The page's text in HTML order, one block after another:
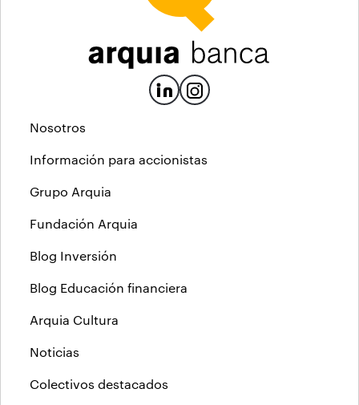
Nosotros
Información para accionistas
Grupo Arquia
Fundación Arquia
Blog Inversión
Blog Educación financiera
Arquia Cultura
Noticias
Colectivos destacados